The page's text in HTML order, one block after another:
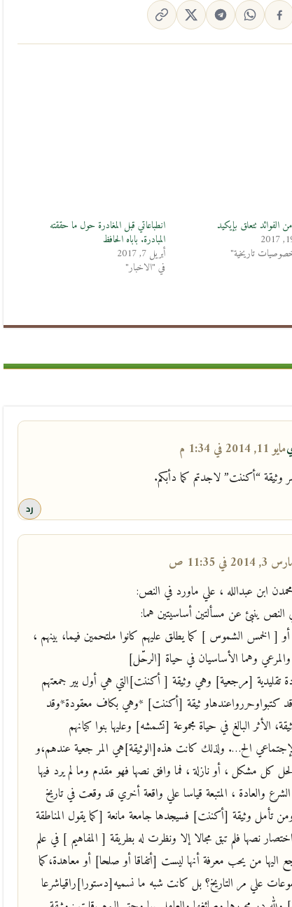
الفوائد تتعلق بإيكيد
تاريخية"
انطباعاتي قبل المغادرة حول ما حققته
المبادرة. باباه الحافظ
أبريل 7, 2017
في "الاخبار"
مايو 11, 2014 في 1:34 م
وثيقة “أكننت” لاجدتم كما دأبكم.
رد
2014 في 11:35 ص
ابن عبدالله ، علي ماورد في النص:
ينبئ عن مسألتين أساسيتين هما:
[ الخمس الشموس ] كما يطلق عليهم كانوا ملتحمين فيما، بينهم ،
والمرعي وهما الأساسيان في حياة [الرحّل]
تقليدية [مرجعية] وهي وثيقة [ أكننت]التي هي أول بير جمعتهم
ثيقة [أكننت] *وهي بكاف معقودة*وقد
الأثر البالغ في حياة مجموعة [تشمشه] وعليها بنوا كيانهم
الح…. ولذلك كانت هذه[الوثيقة]هي المر جعية عندهم،و
كل مشكل ، أو نازلة ، فما وافق نصها فهو مقدم وما لم يرد فيها
والعادة ، المتبعة قياسا علي واقعة أخري قد وقعت في تاريخ
تأمل وثيقة [أكننت] فسيجدها جامعة مانعة [كما يقول المناطقة
نصها فلم تبق مجالا إلا ونظرت له بطريقة [ المفاهيم ] في علم
اليها من يحب معرفة أنها ليست [أتفاقا أو صلحا] أو معاهدة،كما
علي مر التاريخ؟ بل كانت شبه ما نسميه[دستورا]راقياشرعا